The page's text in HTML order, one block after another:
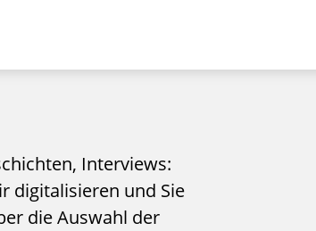
Interviews:
digitalisieren und Sie
die Auswahl der